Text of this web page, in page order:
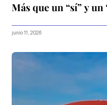
Más que un “sí” y un
junio 11, 2026